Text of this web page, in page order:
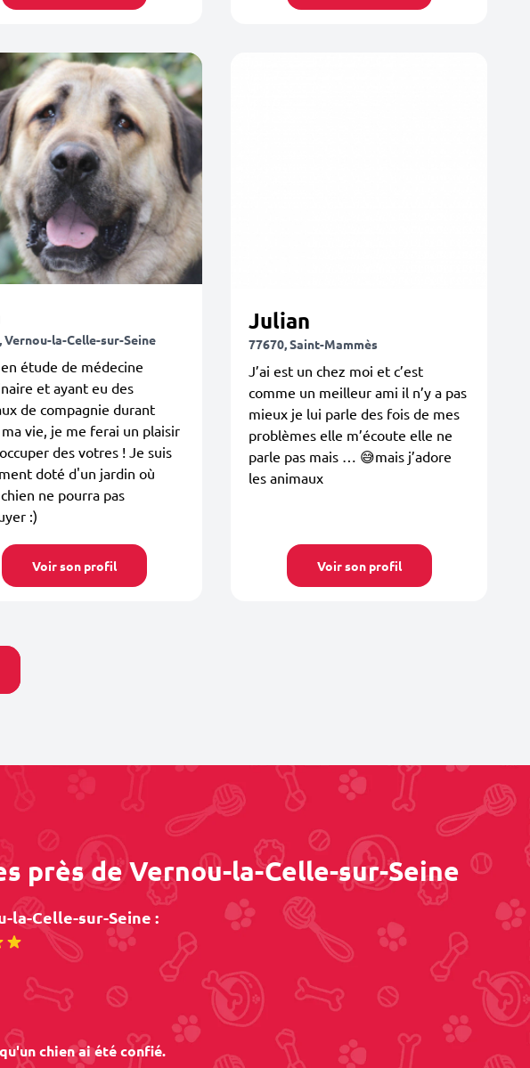
Vernou-la-Celle-sur-Seine
étude de médecine
et ayant eu des
de compagnie durant
vie, je me ferai un plaisir
des votres ! Je suis
doté d'un jardin où
ne pourra pas
:)
Voir son profil
Julian
77670, Saint-Mammès
J’ai est un chez moi et c’est
comme un meilleur ami il n’y a pas
mieux je lui parle des fois de mes
problèmes elle m’écoute elle ne
parle pas mais … 😅mais j’adore
les animaux
Voir son profil
près de Vernou-la-Celle-sur-Seine
la-Celle-sur-Seine :
chien ai été confié.